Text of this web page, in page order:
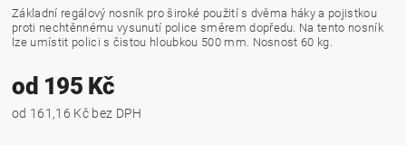
Základní regálový nosník pro široké použití s dvěma háky a pojistkou
proti nechtěnnému vysunutí police směrem dopředu. Na tento nosník
lze umístit polici s čistou hloubkou 500 mm. Nosnost 60 kg.
od 195 Kč
od 161,16 Kč bez DPH